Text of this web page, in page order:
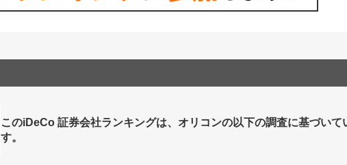
このiDeCo 証券会社ランキングは、オリコンの以下の調査に基づいて
す。